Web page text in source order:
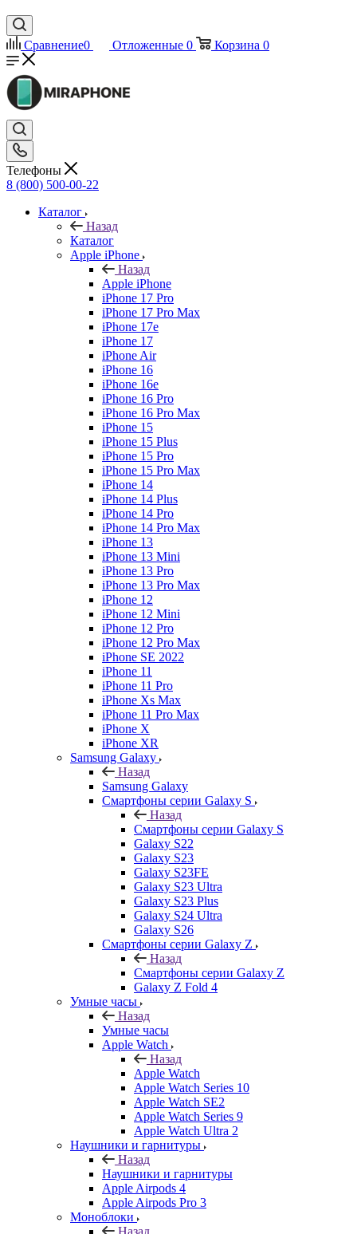
Сравнение0 Отложенные 0 Корзина 0
Телефоны
8 (800) 500-00-22
Каталог
Назад
Каталог
Apple iPhone
Назад
Apple iPhone
iPhone 17 Pro
iPhone 17 Pro Max
iPhone 17e
iPhone 17
iPhone Air
iPhone 16
iPhone 16e
iPhone 16 Pro
iPhone 16 Pro Max
iPhone 15
iPhone 15 Plus
iPhone 15 Pro
iPhone 15 Pro Max
iPhone 14
iPhone 14 Plus
iPhone 14 Pro
iPhone 14 Pro Max
iPhone 13
iPhone 13 Mini
iPhone 13 Pro
iPhone 13 Pro Max
iPhone 12
iPhone 12 Mini
iPhone 12 Pro
iPhone 12 Pro Max
iPhone SE 2022
iPhone 11
iPhone 11 Pro
iPhone Xs Max
iPhone 11 Pro Max
iPhone X
iPhone XR
Samsung Galaxy
Назад
Samsung Galaxy
Смартфоны серии Galaxy S
Назад
Смартфоны серии Galaxy S
Galaxy S22
Galaxy S23
Galaxy S23FE
Galaxy S23 Ultra
Galaxy S23 Plus
Galaxy S24 Ultra
Galaxy S26
Смартфоны серии Galaxy Z
Назад
Смартфоны серии Galaxy Z
Galaxy Z Fold 4
Умные часы
Назад
Умные часы
Apple Watch
Назад
Apple Watch
Apple Watch Series 10
Apple Watch SE2
Apple Watch Series 9
Apple Watch Ultra 2
Наушники и гарнитуры
Назад
Наушники и гарнитуры
Apple Airpods 4
Apple Airpods Pro 3
Моноблоки
Назад